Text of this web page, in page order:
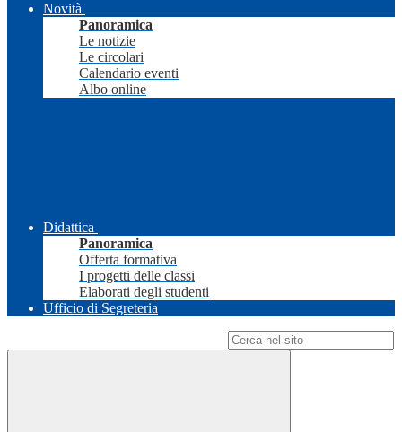
Novità
Panoramica
Le notizie
Le circolari
Calendario eventi
Albo online
Didattica
Panoramica
Offerta formativa
I progetti delle classi
Elaborati degli studenti
Ufficio di Segreteria